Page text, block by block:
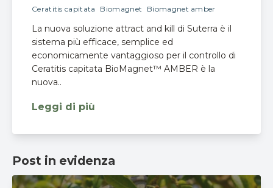
Ceratitis capitata Biomagnet Biomagnet amber
La nuova soluzione attract and kill di Suterra è il
sistema più efficace, semplice ed
economicamente vantaggioso per il controllo di
Ceratitis capitata BioMagnet™ AMBER è la
nuova..
Leggi di più
Post in evidenza